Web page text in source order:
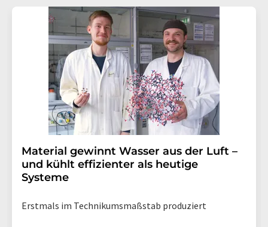
Material gewinnt Wasser aus der Luft –
und kühlt effizienter als heutige
Systeme
Erstmals im Technikumsmaßstab produziert